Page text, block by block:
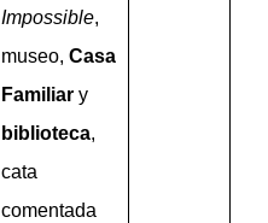
Impossible,
museo, Casa
Familiar y
biblioteca,
cata
comentada